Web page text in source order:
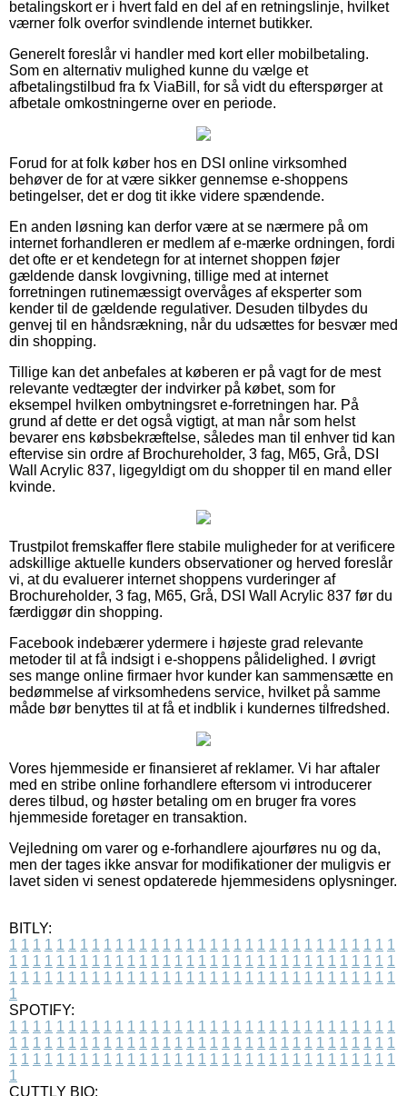
betalingskort er i hvert fald en del af en retningslinje, hvilket
værner folk overfor svindlende internet butikker.
Generelt foreslår vi handler med kort eller mobilbetaling.
Som en alternativ mulighed kunne du vælge et
afbetalingstilbud fra fx ViaBill, for så vidt du efterspørger at
afbetale omkostningerne over en periode.
Forud for at folk køber hos en DSI online virksomhed
behøver de for at være sikker gennemse e-shoppens
betingelser, det er dog tit ikke videre spændende.
En anden løsning kan derfor være at se nærmere på om
internet forhandleren er medlem af e-mærke ordningen, fordi
det ofte er et kendetegn for at internet shoppen føjer
gældende dansk lovgivning, tillige med at internet
forretningen rutinemæssigt overvåges af eksperter som
kender til de gældende regulativer. Desuden tilbydes du
genvej til en håndsrækning, når du udsættes for besvær med
din shopping.
Tillige kan det anbefales at køberen er på vagt for de mest
relevante vedtægter der indvirker på købet, som for
eksempel hvilken ombytningsret e-forretningen har. På
grund af dette er det også vigtigt, at man når som helst
bevarer ens købsbekræftelse, således man til enhver tid kan
eftervise sin ordre af Brochureholder, 3 fag, M65, Grå, DSI
Wall Acrylic 837, ligegyldigt om du shopper til en mand eller
kvinde.
Trustpilot fremskaffer flere stabile muligheder for at verificere
adskillige aktuelle kunders observationer og herved foreslår
vi, at du evaluerer internet shoppens vurderinger af
Brochureholder, 3 fag, M65, Grå, DSI Wall Acrylic 837 før du
færdiggør din shopping.
Facebook indebærer ydermere i højeste grad relevante
metoder til at få indsigt i e-shoppens pålidelighed. I øvrigt
ses mange online firmaer hvor kunder kan sammensætte en
bedømmelse af virksomhedens service, hvilket på samme
måde bør benyttes til at få et indblik i kundernes tilfredshed.
Vores hjemmeside er finansieret af reklamer. Vi har aftaler
med en stribe online forhandlere eftersom vi introducerer
deres tilbud, og høster betaling om en bruger fra vores
hjemmeside foretager en transaktion.
Vejledning om varer og e-forhandlere ajourføres nu og da,
men der tages ikke ansvar for modifikationer der muligvis er
lavet siden vi senest opdaterede hjemmesidens oplysninger.
BITLY:
1 1 1 1 1 1 1 1 1 1 1 1 1 1 1 1 1 1 1 1 1 1 1 1 1 1 1 1 1 1 1 1 1
1 1 1 1 1 1 1 1 1 1 1 1 1 1 1 1 1 1 1 1 1 1 1 1 1 1 1 1 1 1 1 1 1
1 1 1 1 1 1 1 1 1 1 1 1 1 1 1 1 1 1 1 1 1 1 1 1 1 1 1 1 1 1 1 1 1
1
SPOTIFY:
1 1 1 1 1 1 1 1 1 1 1 1 1 1 1 1 1 1 1 1 1 1 1 1 1 1 1 1 1 1 1 1 1
1 1 1 1 1 1 1 1 1 1 1 1 1 1 1 1 1 1 1 1 1 1 1 1 1 1 1 1 1 1 1 1 1
1 1 1 1 1 1 1 1 1 1 1 1 1 1 1 1 1 1 1 1 1 1 1 1 1 1 1 1 1 1 1 1 1
1
CUTTLY BIO: